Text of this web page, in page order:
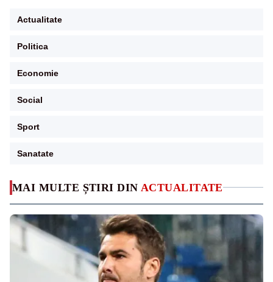
MAI MULTE ȘTIRI DIN ACTUALITATE
Actualitate
Politica
Economie
Social
Sport
Sanatate